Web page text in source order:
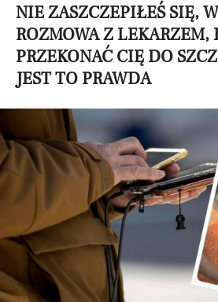
NIE ZASZCZEPIŁEŚ SIĘ,
ROZMOWA Z LEKARZEM,
PRZEKONAĆ CIĘ DO
JEST TO PRAWDA